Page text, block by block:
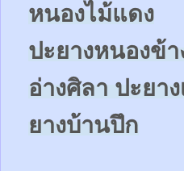
หนองไม้แดง
ปะยางหนองข้
อ่างศิลา ปะยา
ยางบ้านปึก